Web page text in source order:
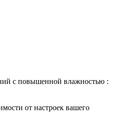
с повышенной влажностью :
от настроек вашего